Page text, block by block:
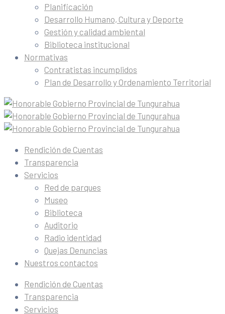
Planificación
Desarrollo Humano, Cultura y Deporte
Gestión y calidad ambiental
Biblioteca institucional
Normativas
Contratistas incumplidos
Plan de Desarrollo y Ordenamiento Territorial
Rendición de Cuentas
Transparencia
Servicios
Red de parques
Museo
Biblioteca
Auditorio
Radio identidad
Quejas Denuncias
Nuestros contactos
Rendición de Cuentas
Transparencia
Servicios